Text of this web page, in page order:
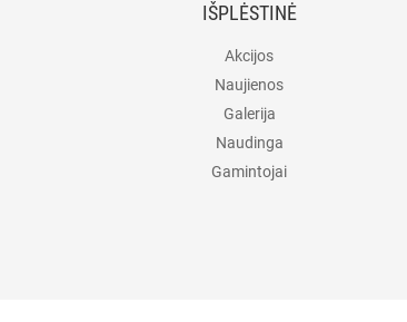
IŠPLĖSTINĖ
Akcijos
Naujienos
Galerija
Naudinga
Gamintojai